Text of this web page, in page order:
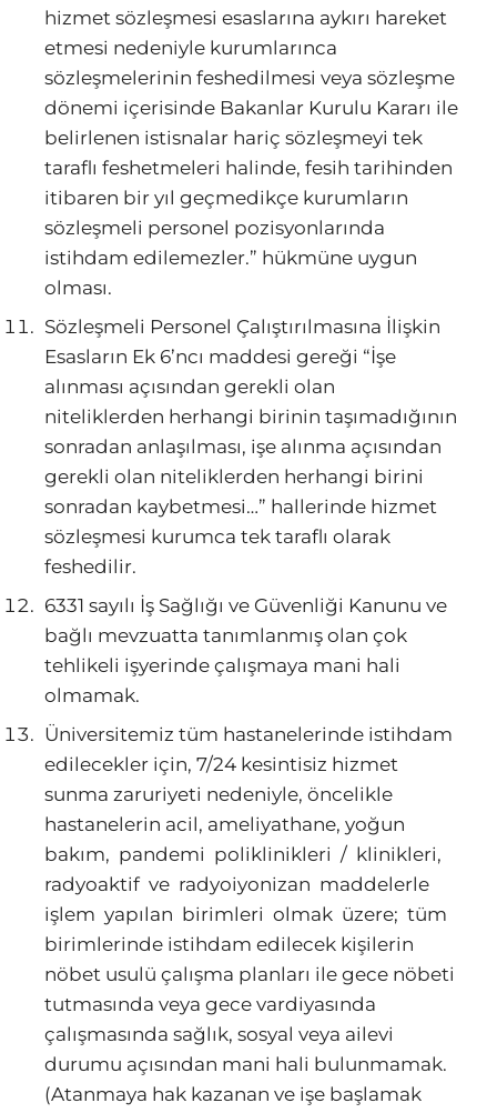
hizmet sözleşmesi esaslarına aykırı hareket
etmesi nedeniyle kurumlarınca
sözleşmelerinin feshedilmesi veya sözleşme
dönemi içerisinde Bakanlar Kurulu Kararı ile
belirlenen istisnalar hariç sözleşmeyi tek
taraflı feshetmeleri halinde, fesih tarihinden
itibaren bir yıl geçmedikçe kurumların
sözleşmeli personel pozisyonlarında
istihdam edilemezler.” hükmüne uygun
olması.
Sözleşmeli Personel Çalıştırılmasına İlişkin
Esasların Ek 6’ncı maddesi gereği “İşe
alınması açısından gerekli olan
niteliklerden herhangi birinin taşımadığının
sonradan anlaşılması, işe alınma açısından
gerekli olan niteliklerden herhangi birini
sonradan kaybetmesi…” hallerinde hizmet
sözleşmesi kurumca tek taraflı olarak
feshedilir.
6331 sayılı İş Sağlığı ve Güvenliği Kanunu ve
bağlı mevzuatta tanımlanmış olan çok
tehlikeli işyerinde çalışmaya mani hali
olmamak.
Üniversitemiz tüm hastanelerinde istihdam
edilecekler için, 7/24 kesintisiz hizmet
sunma zaruriyeti nedeniyle, öncelikle
hastanelerin acil, ameliyathane, yoğun
bakım, pandemi poliklinikleri / klinikleri,
radyoaktif ve radyoiyonizan maddelerle
işlem yapılan birimleri olmak üzere; tüm
birimlerinde istihdam edilecek kişilerin
nöbet usulü çalışma planları ile gece nöbeti
tutmasında veya gece vardiyasında
çalışmasında sağlık, sosyal veya ailevi
durumu açısından mani hali bulunmamak.
(Atanmaya hak kazanan ve işe başlamak